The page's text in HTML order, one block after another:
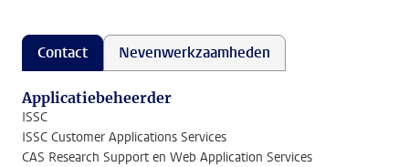
Contact Nevenwerkzaamheden
Applicatiebeheerder
ISSC
ISSC Customer Applications Services
CAS Research Support en Web Application Services